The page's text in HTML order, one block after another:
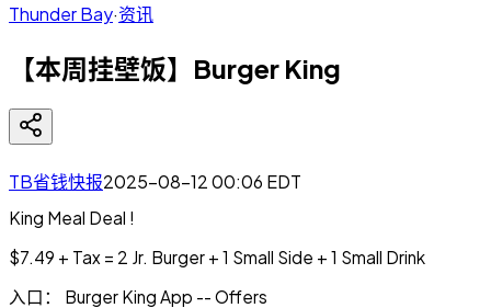
Thunder Bay·资讯
【本周挂壁饭】Burger King
TB省钱快报2025-08-12 00:06 EDT
King Meal Deal !
$7.49 + Tax = 2 Jr. Burger + 1 Small Side + 1 Small Drink
入口： Burger King App -- Offers